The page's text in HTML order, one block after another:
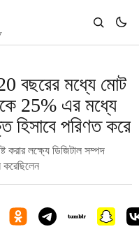
20 বছরের মধ্যে মোট
25% এর মধ্যে
হিসাবে পরিণত করে
করার লক্ষ্যে ডিজিটাল সম্পদ